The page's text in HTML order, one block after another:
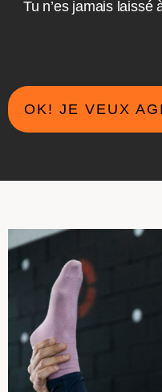
Tu n’es jamais laissé
OK! JE VEUX